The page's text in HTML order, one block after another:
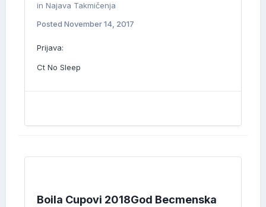
in Najava Takmičenja
Posted November 14, 2017
Prijava:
Ct No Sleep
Boila Cupovi 2018God Becmenska